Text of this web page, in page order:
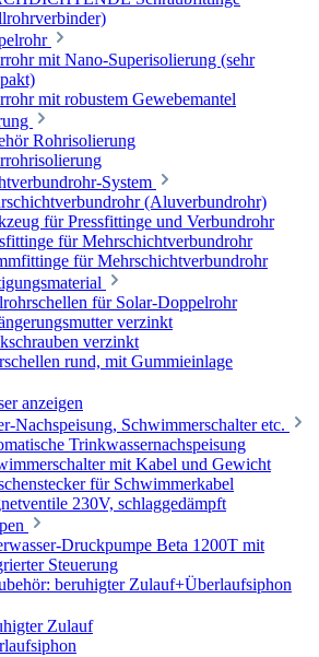
mit Nano-Superisolierung (sehr
mit robustem Gewebemantel
Rohrisolierung
System
(Aluverbundrohr)
für Pressfittinge und Verbundrohr
für Mehrschichtverbundrohr
für Mehrschichtverbundrohr
für Solar-Doppelrohr
verzinkt
verzinkt
rund, mit Gummieinlage
anzeigen
Nachspeisung, Schwimmerschalter etc.
Trinkwassernachspeisung
mit Kabel und Gewicht
für Schwimmerkabel
230V, schlaggedämpft
Druckpumpe Beta 1200T mit
Steuerung
beruhigter Zulauf+Überlaufsiphon
Zulauf